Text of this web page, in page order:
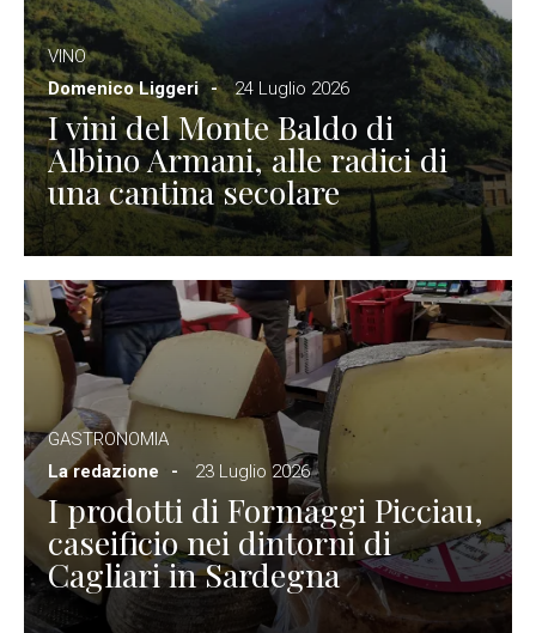
VINO
Domenico Liggeri
24 Luglio 2026
I vini del Monte Baldo di
Albino Armani, alle radici di
una cantina secolare
GASTRONOMIA
La redazione
23 Luglio 2026
I prodotti di Formaggi Picciau,
caseificio nei dintorni di
Cagliari in Sardegna